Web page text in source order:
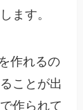
ます。
作れるの
ことが出
作られて